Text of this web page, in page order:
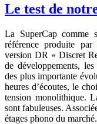
Le test de
La SuperCap comme
référence produite par
version DR « Discret
de développements,
des plus importante
heures d’écoutes, le
tension monolithique.
sont fabuleuses.
étages phono du marché.